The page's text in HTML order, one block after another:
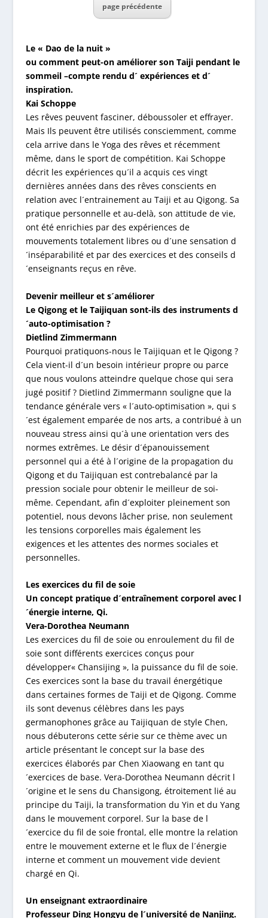
page précédente
Le « Dao de la nuit »
ou comment peut-on améliorer son Taiji pendant le
sommeil –compte rendu d´ expériences et d´
inspiration.
Kai Schoppe
Les rêves peuvent fasciner, déboussoler et effrayer.
Mais Ils peuvent être utilisés consciemment, comme
cela arrive dans le Yoga des rêves et récemment
même, dans le sport de compétition. Kai Schoppe
décrit les expériences qu´il a acquis ces vingt
dernières années dans des rêves conscients en
relation avec l´entrainement au Taiji et au Qigong. Sa
pratique personnelle et au-delà, son attitude de vie,
ont été enrichies par des expériences de
mouvements totalement libres ou d´une sensation d
´inséparabilité et par des exercices et des conseils d
´enseignants reçus en rêve.
Devenir meilleur et s´améliorer
Le Qigong et le Taijiquan sont-ils des instruments d
´auto-optimisation ?
Dietlind Zimmermann
Pourquoi pratiquons-nous le Taijiquan et le Qigong ?
Cela vient-il d´un besoin intérieur propre ou parce
que nous voulons atteindre quelque chose qui sera
jugé positif ? Dietlind Zimmermann souligne que la
tendance générale vers « l´auto-optimisation », qui s
´est également emparée de nos arts, a contribué à un
nouveau stress ainsi qu´à une orientation vers des
normes extrêmes. Le désir d´épanouissement
personnel qui a été à l´origine de la propagation du
Qigong et du Taijiquan est contrebalancé par la
pression sociale pour obtenir le meilleur de soi-
même. Cependant, afin d´exploiter pleinement son
potentiel, nous devons lâcher prise, non seulement
les tensions corporelles mais également les
exigences et les attentes des normes sociales et
personnelles.
Les exercices du fil de soie
Un concept pratique d´entraînement corporel avec l
´énergie interne, Qi.
Vera-Dorothea Neumann
Les exercices du fil de soie ou enroulement du fil de
soie sont différents exercices conçus pour
développer« Chansijing », la puissance du fil de soie.
Ces exercices sont la base du travail énergétique
dans certaines formes de Taiji et de Qigong. Comme
ils sont devenus célèbres dans les pays
germanophones grâce au Taijiquan de style Chen,
nous débuterons cette série sur ce thème avec un
article présentant le concept sur la base des
exercices élaborés par Chen Xiaowang en tant qu
´exercices de base. Vera-Dorothea Neumann décrit l
´origine et le sens du Chansigong, étroitement lié au
principe du Taiji, la transformation du Yin et du Yang
dans le mouvement corporel. Sur la base de l
´exercice du fil de soie frontal, elle montre la relation
entre le mouvement externe et le flux de l´énergie
interne et comment un mouvement vide devient
chargé en Qi.
Un enseignant extraordinaire
Professeur Ding Hongyu de l´université de Nanjing.